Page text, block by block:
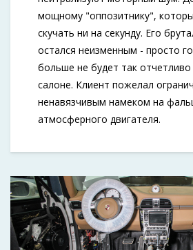
мощному "оппозитнику",
скучать ни на секунду. Его
остался неизменным - просто
больше не будет так
салоне. Клиент пожелал
ненавязчивым намеком на
атмосферного двигателя.